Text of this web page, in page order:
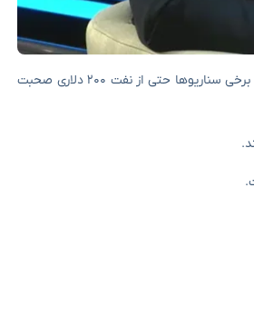
در جریان جنگ ایران و آمریکا و بسته شدن تنگه هرمز، افزایش قیمت نفت به یکی از دغدغه های اصلی جهان تبدیل شد. برخی سناریوها حتی از نفت ۲۰۰ دلاری صحبت